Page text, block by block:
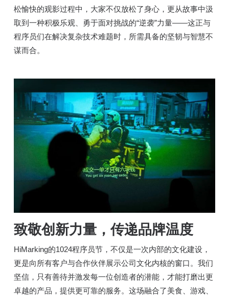
松愉快的观影过程中，大家不仅放松了身心，更从故事中汲
取到一种积极乐观、勇于面对挑战的“逆袭”力量——这正与
程序员们在解决复杂技术难题时，所需具备的坚韧与智慧不
谋而合。
致敬创新力量，传递品牌温度
HiMarking的1024程序员节，不仅是一次内部的文化建设，
更是向所有客户与合作伙伴展示公司文化内核的窗口。我们
坚信，只有善待并激发每一位创造者的潜能，才能打磨出更
卓越的产品，提供更可靠的服务。这场融合了美食、游戏、